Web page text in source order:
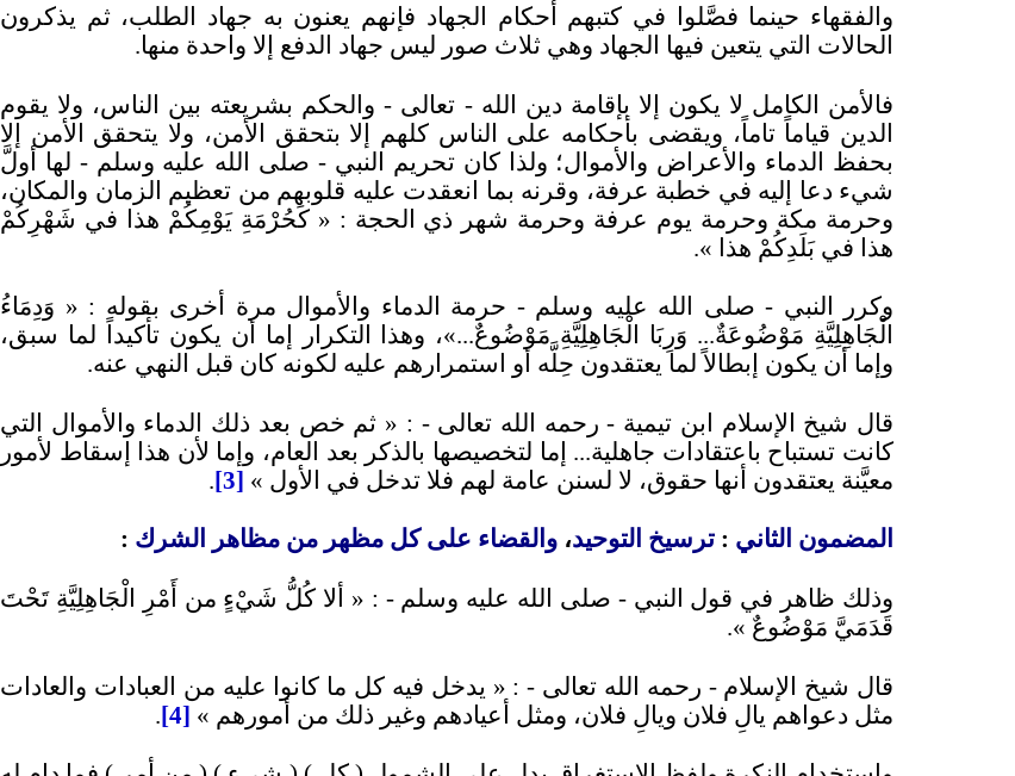
والفقهاء حينما فصَّلوا في كتبهم أحكام الجهاد فإنهم يعنون به جهاد الطلب، ثم يذكرون
الحالات التي يتعين فيها الجهاد وهي ثلاث صور ليس جهاد الدفع إلا واحدة منها.
فالأمن الكامل لا يكون إلا بإقامة دين الله - تعالى - والحكم بشريعته بين الناس، ولا يقوم
الدين قياماً تاماً، ويقضى بأحكامه على الناس كلهم إلا بتحقق الأمن، ولا يتحقق الأمن إلا
بحفظ الدماء والأعراض والأموال؛ ولذا كان تحريم النبي - صلى الله عليه وسلم - لها أولَّ
شيء دعا إليه في خطبة عرفة، وقرنه بما انعقدت عليه قلوبهم من تعظيم الزمان والمكان،
وحرمة مكة وحرمة يوم عرفة وحرمة شهر ذي الحجة : «كَحُرْمَةِ يَوْمِكُمْ هذا في شَهْرِكُمْ
هذا في بَلَدِكُمْ هذا »
.
وكرر النبي - صلى الله عليه وسلم - حرمة الدماء والأموال مرة أخرى بقوله : « وَدِمَاءُ
الْجَاهِلِيَّةِ مَوْضُوعَةٌ... وَرِبَا الْجَاهِلِيَّةِ مَوْضُوعٌ...»، وهذا التكرار إما أن يكون تأكيداً لما سبق،
وإما أن يكون إبطالاً لما يعتقدون حِلَّه أو استمرارهم عليه لكونه كان قبل النهي عنه.
قال شيخ الإسلام ابن تيمية - رحمه الله تعالى - : « ثم خص بعد ذلك الدماء والأموال التي
كانت تستباح باعتقادات جاهلية... إما لتخصيصها بالذكر بعد العام، وإما لأن هذا إسقاط لأمور
معيَّنة يعتقدون أنها حقوق، لا لسنن عامة لهم فلا تدخل في الأول »
[
3]
.
المضمون الثاني : ترسيخ التوحيد، والقضاء على كل مظهر من مظاهر الشرك :
وذلك ظاهر في قول النبي - صلى الله عليه وسلم - : «
ألا كُلُّ شَيْءٍ من أَمْرِ الْجَاهِلِيَّةِ تَحْتَ
قَدَمَيَّ مَوْضُوعٌ »
.
قال شيخ الإسلام - رحمه الله تعالى -: « يدخل فيه كل ما كانوا عليه من العبادات والعادات
مثل دعواهم يالِ فلان ويالِ فلان، ومثل أعيادهم وغير ذلك من أمورهم »
[
4]
.